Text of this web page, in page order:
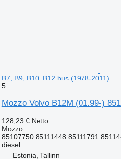
B7, B9, B10, B12 bus (1978-2011)
5
Mozzo Volvo B12M (01.99-)
128,23 € Netto
Mozzo
85107750 85111448 85111791
diesel
Estonia, Tallinn